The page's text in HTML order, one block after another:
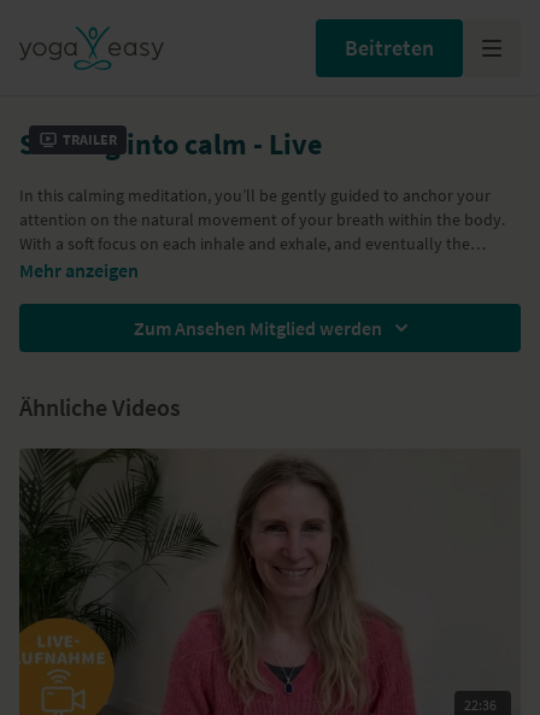
Beitreten
Trailer
Settling into calm - Live
In this calming meditation, you’ll be gently guided to anchor your
attention on the natural movement of your breath within the body.
With a soft focus on each inhale and exhale, and eventually the
stillness within the natural pauses, we let go of the need to control or
everything within can settle on its own, creating a space of deep inner
Mehr anzeigen
Zum Ansehen Mitglied werden
Ähnliche Videos
22:36